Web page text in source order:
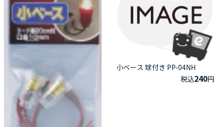
小ベース 球付き PP-04NH
税込240円